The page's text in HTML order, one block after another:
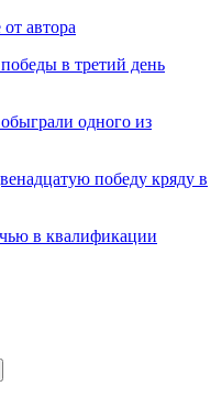
автора
в третий день
одного из
победу кряду в
в квалификации